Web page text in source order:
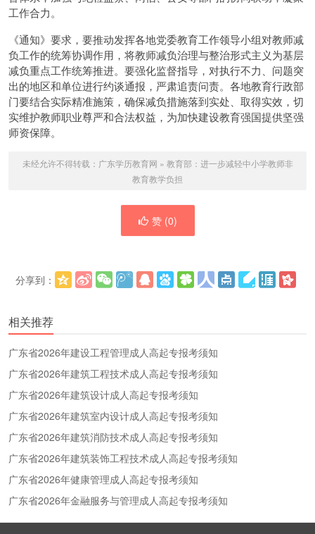
工作合力。
《通知》要求，要推动发挥各地党委教育工作领导小组对教师减
负工作的统筹协调作用，将教师减负治理与整治形式主义为基层
减负重点工作统筹推进。要强化监督指导，对执行不力、问题突
出的地区和单位进行约谈通报，严肃追责问责。各地教育行政部
门要结合实际精准施策，确保减负措施落到实处、取得实效，切
实维护教师职业尊严和合法权益，为加快建设教育强国提供坚强
师资保障。
未经允许不得转载： 广东学历教育网 » 教育部：进一步减轻中小学教师非
教育教学负担
赞 (0)
分享到：
相关推荐
广东省2026年建设工程管理成人高起专报考须知
广东省2026年建筑工程技术成人高起专报考须知
广东省2026年建筑设计成人高起专报考须知
广东省2026年建筑室内设计成人高起专报考须知
广东省2026年建筑消防技术成人高起专报考须知
广东省2026年建筑装饰工程技术成人高起专报考须知
广东省2026年健康管理成人高起专报考须知
广东省2026年金融服务与管理成人高起专报考须知